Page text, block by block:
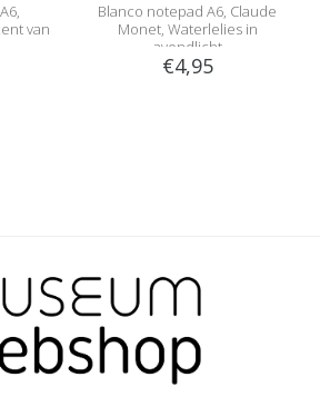
van
Blanco notepad A6, Claude
Monet, Waterlelies in
avondlicht
€4,95